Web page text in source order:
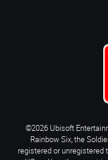
©2026 Ubisoft
Rainbow Six, the
registered or